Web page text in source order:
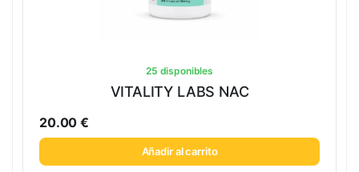
25 disponibles
VITALITY LABS NAC
20.00€
Añadir al carrito